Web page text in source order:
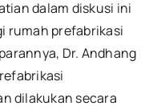
dalam diskusi ini
rumah prefabrikasi
Dr. Andhang
dilakukan secara